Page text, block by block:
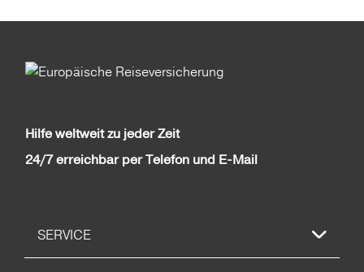
Hilfe weltweit zu jeder Zeit
24/7 erreichbar per Telefon und E-Mail
SERVICE